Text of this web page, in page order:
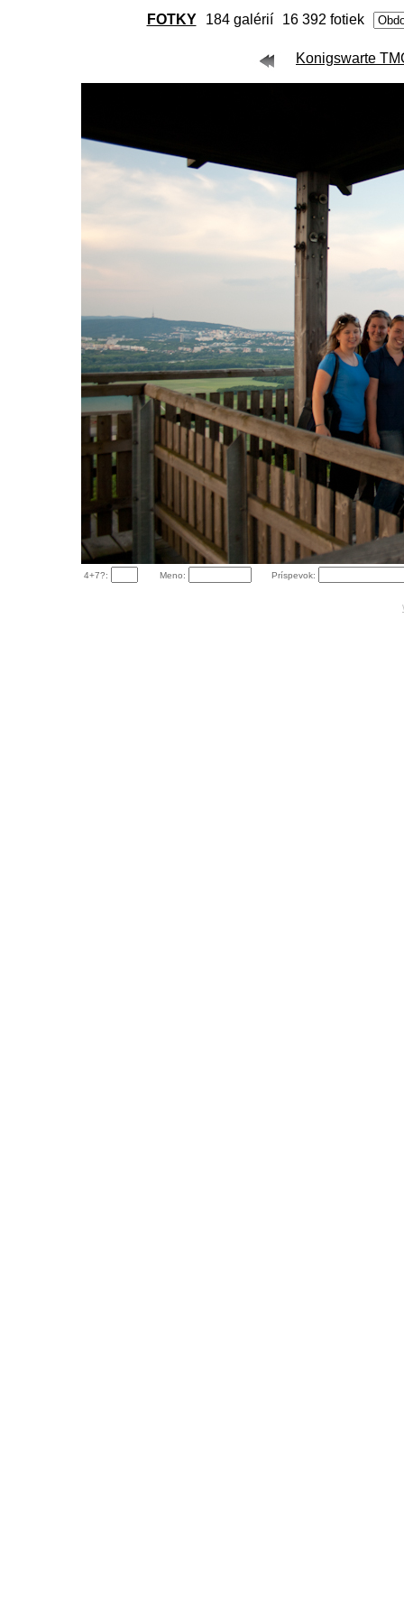
FOTKY 184 galérií 16 392 fotiek
Konigswarte
4+7?: Meno: Príspevok: